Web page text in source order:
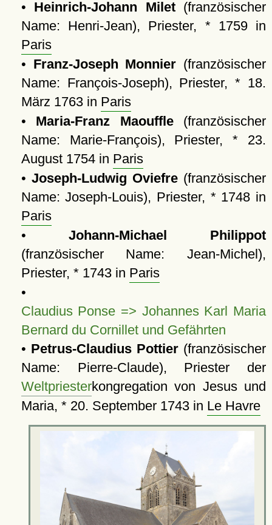
• Heinrich-Johann Milet(französischer
Name: Henri-Jean), Priester, * 1759 in
Paris
• Franz-Joseph Monnier (französischer
Name: François-Joseph), Priester, * 18.
März 1763 in Paris
• Maria-Franz Maouffle(französischer
Name: Marie-François), Priester, * 23.
August 1754 in Paris
• Joseph-Ludwig Oviefre(französischer
Name: Joseph-Louis), Priester, * 1748 in
Paris
•Johann-Michael Philippot
(französischer Name: Jean-Michel),
Priester, * 1743 in Paris
•
Claudius Ponse => Johannes Karl Maria
Bernard du Cornillet und Gefährten
• Petrus-Claudius Pottier(französischer
Name: Pierre-Claude), Priester der
Weltpriesterkongregation von Jesus und
Maria, * 20. September 1743 in Le Havre